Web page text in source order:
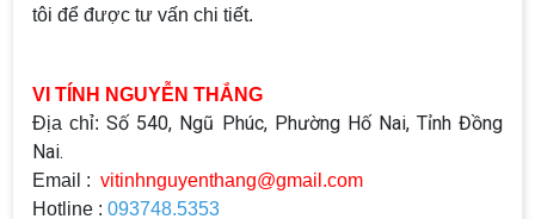
tôi để được tư vấn chi tiết.
VI TÍNH NGUYỄN THẮNG
Địa chỉ:Số 540, Ngũ Phúc, Phường Hố Nai, Tỉnh Đồng
Nai.
Email : vitinhnguyenthang@gmail.com
Hotline : 093748.5353